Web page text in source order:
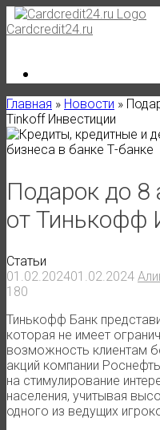
Skip
to
Cardcredit24.ru
Главная » Новости »
Tinkoff Инвестиции
Подарок до 8
от Тинькофф
Статьи
01.02.202401.02.2024
180
Тинькофф Банк
которая не имеет
возможность клиентам
акций компании
на стимулирование
населения, учитывая
одного из ведущих